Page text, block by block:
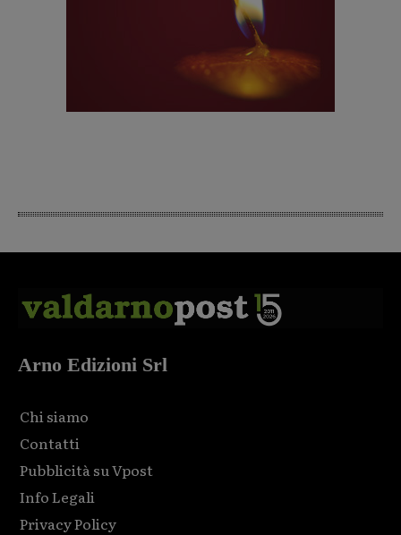
Arno Edizioni Srl
Chi siamo
Contatti
Pubblicità su Vpost
Info Legali
Privacy Policy